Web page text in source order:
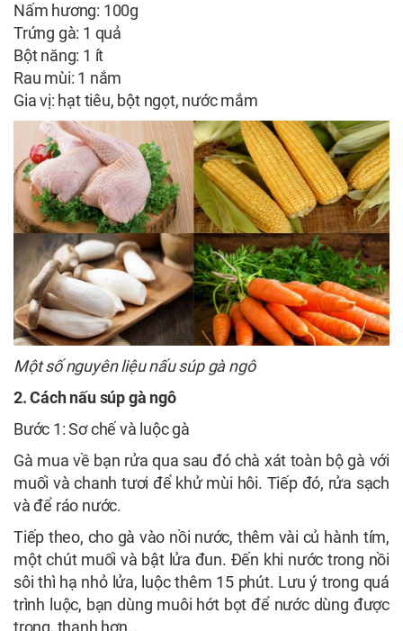
Nấm hương: 100g
Trứng gà: 1 quả
Bột năng: 1 ít
Rau mùi: 1 nắm
Gia vị: hạt tiêu, bột ngọt, nước mắm
Một số nguyên liệu nấu súp gà ngô
2. Cách nấu súp gà ngô
Bước 1: Sơ chế và luộc gà
Gà mua về bạn rửa qua sau đó chà xát toàn bộ gà với
muối và chanh tươi để khử mùi hôi. Tiếp đó, rửa sạch
và để ráo nước.
Tiếp theo, cho gà vào nồi nước, thêm vài củ hành tím,
một chút muối và bật lửa đun. Đến khi nước trong nồi
sôi thì hạ nhỏ lửa, luộc thêm 15 phút. Lưu ý trong quá
trình luộc, bạn dùng muôi hớt bọt để nước dùng được